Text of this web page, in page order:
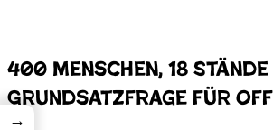
400 Menschen, 18
Grundsatzfrage für
→